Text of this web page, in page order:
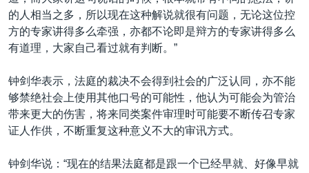
的人相当之多，所以现在这种解说就很有问题，无论这位控
方的专家讲得多么牵强，亦都不论即是辩方的专家讲得多么
有道理，大家自己看过就有判断。”
钟剑华表示，法庭的裁决不会得到社会的广泛认同，亦不能
够禁绝社会上使用其他口号的可能性，他认为可能会为管治
带来更大的伤害，将来同类案件审理时可能要不断传召专家
证人作供，不断重复这种意义不大的审讯方式。
钟剑华说：“现在的结果法庭都是跟一个已经早就、好像早就